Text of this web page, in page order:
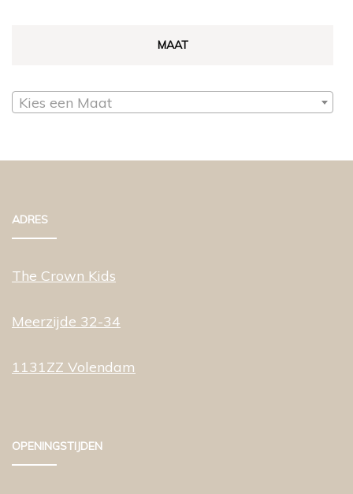
MAAT
Kies een Maat
ADRES
The Crown Kids
Meerzijde 32-34
1131ZZ Volendam
OPENINGSTIJDEN